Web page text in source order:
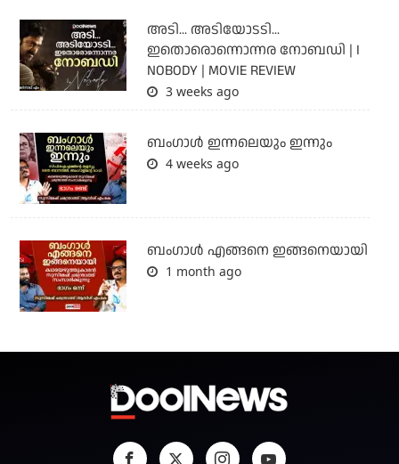
അടി... അടിയോടടി...
ഇതൊരൊന്നൊന്നര നോബഡി | I
NOBODY | MOVIE REVIEW
3 weeks ago
ബംഗാള്‍ ഇന്നലെയും ഇന്നും
4 weeks ago
ബം​ഗാൾ എങ്ങനെ ഇങ്ങനെയായി
1 month ago